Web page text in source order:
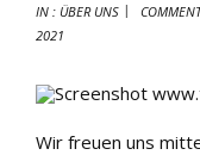
IN : ÜBER UNS
2021
Wir freuen uns